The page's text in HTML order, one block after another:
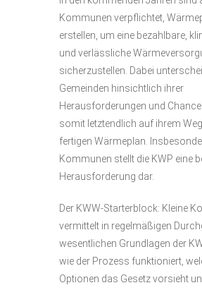
Kommunen verpflichtet,
erstellen, um eine bezahlbare,
und verlässliche
sicherzustellen. Dabei
Gemeinden hinsichtlich ihrer
Herausforderungen und
somit letztendlich auf ihrem
fertigen Wärmeplan.
Kommunen stellt die KWP eine
Herausforderung dar.
Der KWW-Starterblock: Kleine
vermittelt in regelmäßigen
wesentlichen Grundlagen der
wie der Prozess funktioniert,
Optionen das Gesetz vorsieht